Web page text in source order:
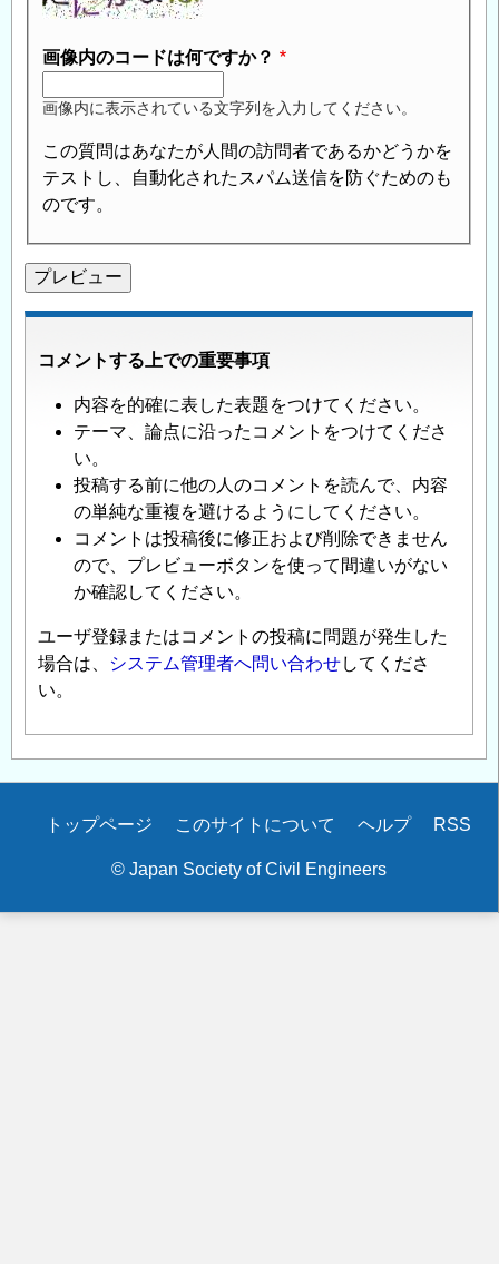
画像内のコードは何ですか？
画像内に表示されている文字列を入力してください。
この質問はあなたが人間の訪問者であるかどうかを
テストし、自動化されたスパム送信を防ぐためのも
のです。
コメントする上での重要事項
内容を的確に表した表題をつけてください。
テーマ、論点に沿ったコメントをつけてくださ
い。
投稿する前に他の人のコメントを読んで、内容
の単純な重複を避けるようにしてください。
コメントは投稿後に修正および削除できません
ので、プレビューボタンを使って間違いがない
か確認してください。
ユーザ登録またはコメントの投稿に問題が発生した
場合は、
システム管理者へ問い合わせしてくださ
い。
Secondary
トップページ このサイトについて ヘルプ RSS
© Japan Society of Civil Engineers